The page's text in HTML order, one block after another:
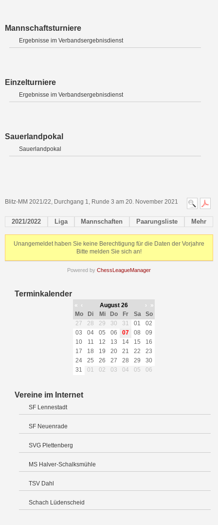
Mannschaftsturniere
Ergebnisse im Verbandsergebnisdienst
Einzelturniere
Ergebnisse im Verbandsergebnisdienst
Sauerlandpokal
Sauerlandpokal
Blitz-MM 2021/22, Durchgang 1, Runde 3 am 20. November 2021
2021/2022 Liga Mannschaften Paarungsliste Mehr
Unangemeldet haben Sie keine Berechtigung für die Daten der Vorjahre
Bitte melden Sie sich an!
Powered by ChessLeagueManager
Terminkalender
« ‹ August 26 ›
»
Mo
Di Mi Do Fr Sa
So
27
28 29 30 31 01
02
03
04 05 06 07 08
09
10
11 12 13 14 15
16
17
18 19 20 21 22
23
24
25 26 27 28 29
30
31
01 02 03 04 05 06
Vereine im Internet
SF Lennestadt
SF Neuenrade
SVG Plettenberg
MS Halver-Schalksmühle
TSV Dahl
Schach Lüdenscheid